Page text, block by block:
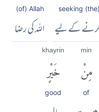
seeking
کے لیے
(of) Allah
اللہ کی رضا
min
مِنْ
of
khayrin
خَيْرٍ
good